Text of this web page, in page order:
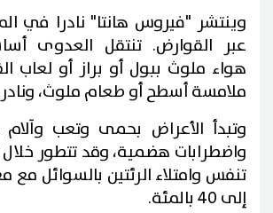
وينتشر "فيروس هانتا" نادرا في
عبر القوارض. تنتقل العدوى
هواء ملوث ببول أو براز أو لعاب
ملامسة أسطح أو طعام ملوث،
وتبدأ الأعراض بحمى وتعب
واضطرابات هضمية، وقد تتطور
تنفس وامتلاء الرئتين بالسوائل
إلى 40 بالمئة.